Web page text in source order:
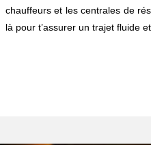
chauffeurs et les centrales de
là pour t’assurer un trajet fluide